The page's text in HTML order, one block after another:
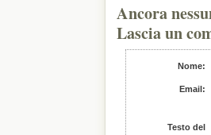
Ancora
Lascia un
Nome:
Email:
Testo del